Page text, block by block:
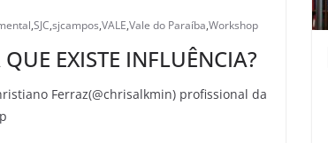
,SJC,sjcampos,VALE,Vale do Paraíba,Workshop
EXISTE INFLUÊNCIA?
Ferraz(@chrisalkmin) profissional da